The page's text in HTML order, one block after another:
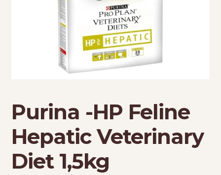
Επικοινωνία
Φροντίδα – Είδη Υγιεινής
Purina -HP Feline
Hepatic Veterinary
Diet 1,5kg